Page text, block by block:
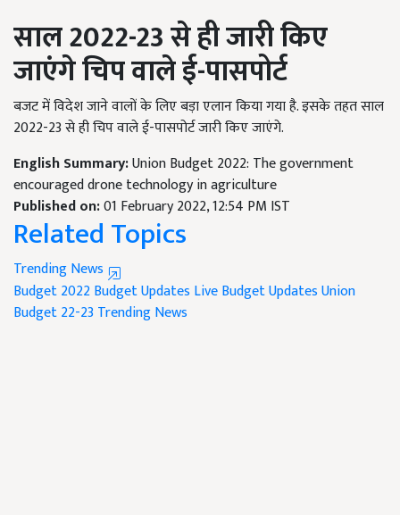
साल2022-23से ही जारी किए
जाएंगे चिप वाले ई-पासपोर्ट
बजट में विदेश जाने वालों के लिए बड़ा एलान किया गया है. इसके तहत साल
2022-23 से ही चिप वाले ई-पासपोर्ट जारी किए जाएंगे.
English Summary:Union Budget 2022: The government
encouraged drone technology in agriculture
Published on:01 February 2022, 12:54 PM IST
Related Topics
Trending News
Budget 2022Budget Updates Live Budget UpdatesUnion
Budget 22-23 Trending News